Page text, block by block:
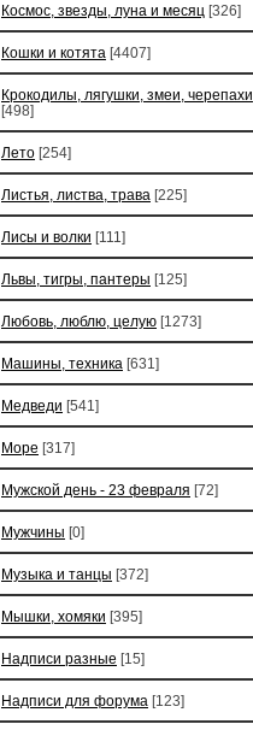
Космос, звезды, луна и месяц [326]
Кошки и котята [4407]
Крокодилы, лягушки, змеи, черепахи
[498]
Лето [254]
Листья, листва, трава [225]
Лисы и волки [111]
Львы, тигры, пантеры [125]
Любовь, люблю, целую [1273]
Машины, техника [631]
Медведи [541]
Море [317]
Мужской день - 23 февраля [72]
Мужчины [0]
Музыка и танцы [372]
Мышки, хомяки [395]
Надписи разные [15]
Надписи для форума [123]